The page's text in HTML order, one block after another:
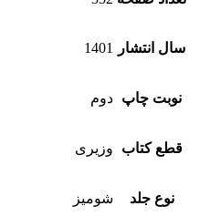
سال انتشار 1401
نوبت چاپ دوم
قطع کتاب وزیری
نوع جلد شومیز